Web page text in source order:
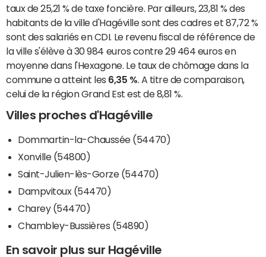
taux de 25,21 % de taxe foncière. Par ailleurs, 23,81 % des
habitants de la ville d'Hagéville sont des cadres et 87,72 %
sont des salariés en CDI. Le revenu fiscal de référence de
la ville s'élève à 30 984 euros contre 29 464 euros en
moyenne dans l'Hexagone. Le taux de chômage dans la
commune a atteint les 6,35 % . A titre de comparaison,
celui de la région Grand Est est de 8,81 %.
Villes proches d'Hagéville
Dommartin-la-Chaussée (54470)
Xonville (54800)
Saint-Julien-lès-Gorze (54470)
Dampvitoux (54470)
Charey (54470)
Chambley-Bussières (54890)
En savoir plus sur Hagéville